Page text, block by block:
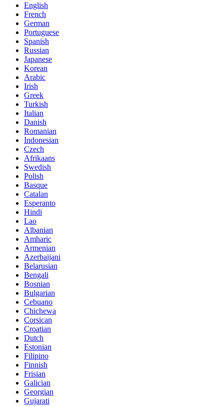
English
French
German
Portuguese
Spanish
Russian
Japanese
Korean
Arabic
Irish
Greek
Turkish
Italian
Danish
Romanian
Indonesian
Czech
Afrikaans
Swedish
Polish
Basque
Catalan
Esperanto
Hindi
Lao
Albanian
Amharic
Armenian
Azerbaijani
Belarusian
Bengali
Bosnian
Bulgarian
Cebuano
Chichewa
Corsican
Croatian
Dutch
Estonian
Filipino
Finnish
Frisian
Galician
Georgian
Gujarati